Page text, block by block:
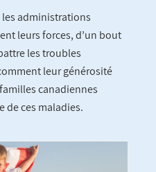
les administrations
leurs forces, d’un bout
les troubles
leur générosité
canadiennes
de ces maladies.